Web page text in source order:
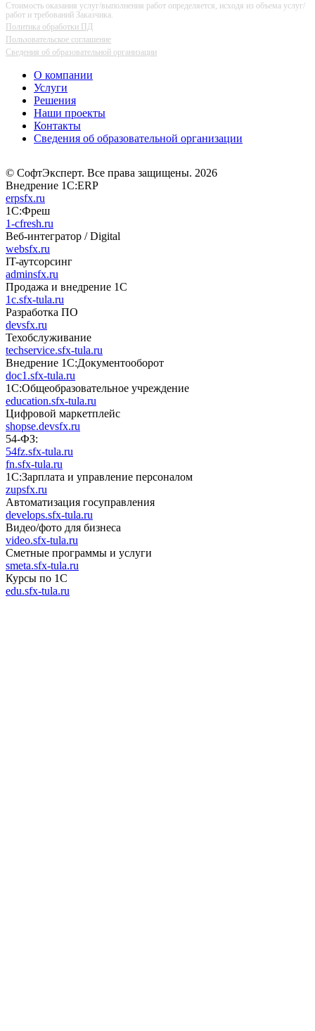
Стоимость оказания услуг/выполнения работ определяется, исходя из объема услуг/
работ и требований Заказчика.
Политика обработки ПД
Пользовательское соглашение
Сведения об образовательной организации
О компании
Услуги
Решения
Наши проекты
Контакты
Сведения об образовательной организации
© СофтЭксперт. Все права защищены. 2026
Внедрение 1С:ERP
erpsfx.ru
1С:Фреш
1-cfresh.ru
Веб-интегратор / Digital
websfx.ru
IT-аутсорсинг
adminsfx.ru
Продажа и внедрение 1С
1c.sfx-tula.ru
Разработка ПО
devsfx.ru
Техобслуживание
techservice.sfx-tula.ru
Внедрение 1С:Документооборот
doc1.sfx-tula.ru
1С:Общеобразовательное учреждение
education.sfx-tula.ru
Цифровой маркетплейс
shopse.devsfx.ru
54-ФЗ:
54fz.sfx-tula.ru
fn.sfx-tula.ru
1С:Зарплата и управление персоналом
zupsfx.ru
Автоматизация госуправления
develops.sfx-tula.ru
Видео/фото для бизнеса
video.sfx-tula.ru
Сметные программы и услуги
smeta.sfx-tula.ru
Курсы по 1С
edu.sfx-tula.ru